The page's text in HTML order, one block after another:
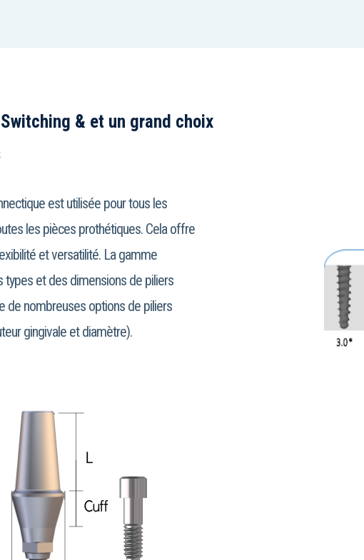
& et un grand choix
est utilisée pour tous les
les pièces prothétiques. Cela offre
et versatilité. La gamme
types et des dimensions de piliers
de nombreuses options de piliers
gingivale et diamètre).